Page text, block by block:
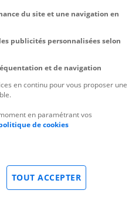
du site et une navigation en
publicités personnalisées selon
et de navigation
en continu pour vous proposer une
en paramétrant vos
de cookies
TOUT ACCEPTER